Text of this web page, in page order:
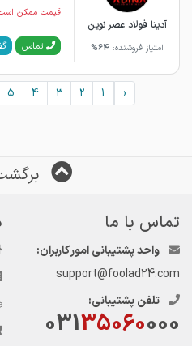
آدینا فولاد عصر نوین
امتیاز فروشنده:64%
قیمت ممکن است
تماس
‹
1
2
3
4
5
تماس با ما
واحد پشتیبانی امور کاربران:
support@foolad24.com
تلفن پشتیبانی:
03135060000